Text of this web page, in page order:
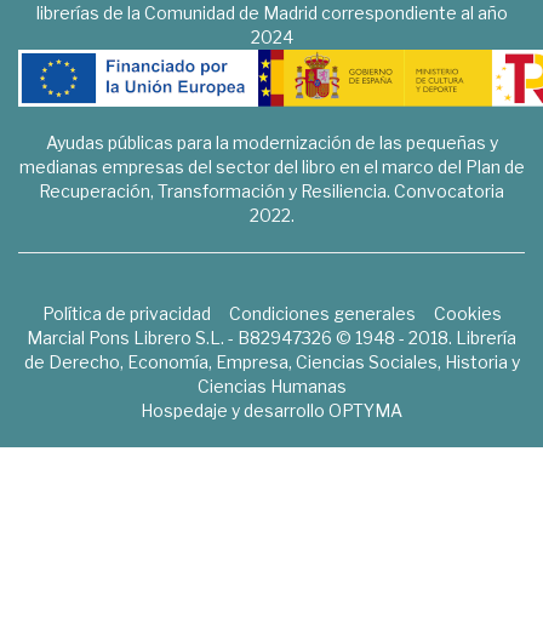
librerías de la Comunidad de Madrid correspondiente al año
2024
Ayudas públicas para la modernización de las pequeñas y
medianas empresas del sector del libro en el marco del Plan de
Recuperación, Transformación y Resiliencia. Convocatoria
2022.
Política de privacidad Condiciones generales
Cookies
Marcial Pons Librero S.L. - B82947326 © 1948 - 2018. Librería
de Derecho, Economía, Empresa, Ciencias Sociales, Historia y
Ciencias Humanas
Hospedaje y desarrollo OPTYMA